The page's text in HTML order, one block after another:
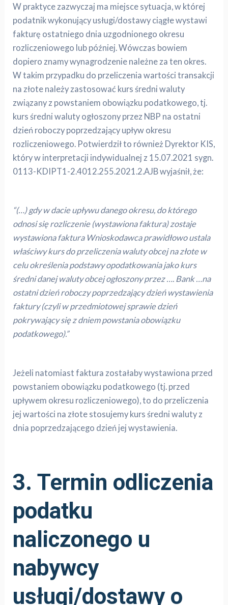
W praktyce zazwyczaj ma miejsce sytuacja, w której
podatnik wykonujący usługi/dostawy ciągłe wystawi
fakturę ostatniego dnia uzgodnionego okresu
rozliczeniowego lub później. Wówczas bowiem
dopiero znamy wynagrodzenie należne za ten okres.
W takim przypadku do przeliczenia wartości transakcji
na złote należy zastosować kurs średni waluty
związany z powstaniem obowiązku podatkowego, tj.
kurs średni waluty ogłoszony przez NBP na ostatni
dzień roboczy poprzedzający upływ okresu
rozliczeniowego. Potwierdził to również Dyrektor KIS,
który w interpretacji indywidualnej z 15.07.2021 sygn.
0113-KDIPT1-2.4012.255.2021.2.AJB wyjaśnił, że:
“(…) gdy w dacie upływu danego okresu, do którego
odnosi się rozliczenie (wystawiona faktura) zostaje
wystawiona faktura Wnioskodawca prawidłowo ustala
właściwy kurs do przeliczenia waluty obcej na złote w
celu określenia podstawy opodatkowania jako kurs
średni danej waluty obcej ogłoszony przez …. Bank …na
ostatni dzień roboczy poprzedzający dzień wystawienia
faktury (czyli w przedmiotowej sprawie dzień
pokrywający się z dniem powstania obowiązku
podatkowego).”
Jeżeli natomiast faktura zostałaby wystawiona przed
powstaniem obowiązku podatkowego (tj. przed
upływem okresu rozliczeniowego), to do przeliczenia
jej wartości na złote stosujemy kurs średni waluty z
dnia poprzedzającego dzień jej wystawienia.
3. Termin odliczenia
podatku
naliczonego u
nabywcy
usługi/dostawy o